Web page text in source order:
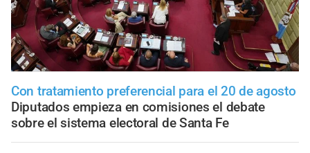
Con tratamiento preferencial para el 20 de agosto
Diputados empieza en comisiones el debate
sobre el sistema electoral de Santa Fe